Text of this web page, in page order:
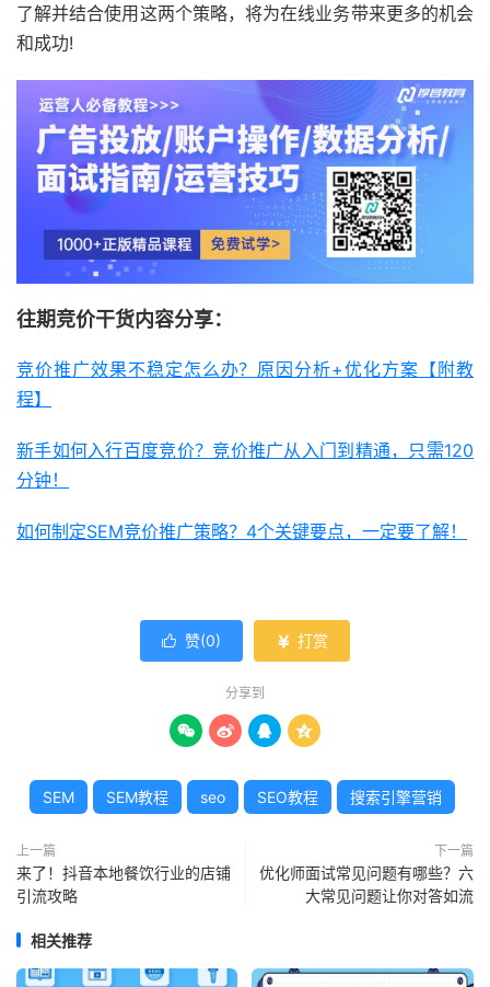
了解并结合使用这两个策略，将为在线业务带来更多的机会
和成功!
往期竞价干货内容分享：
竞价推广效果不稳定怎么办？原因分析+优化方案【附教
程】
新手如何入行百度竞价？竞价推广从入门到精通，只需120
分钟！
如何制定SEM竞价推广策略？4个关键要点，一定要了解！
 赞(0)  打赏
分享到
   
SEM SEM教程 seo SEO教程 搜索引擎营销
上一篇
来了！抖音本地餐饮行业的店铺
引流攻略
下一篇
优化师面试常见问题有哪些？六
大常见问题让你对答如流
相关推荐